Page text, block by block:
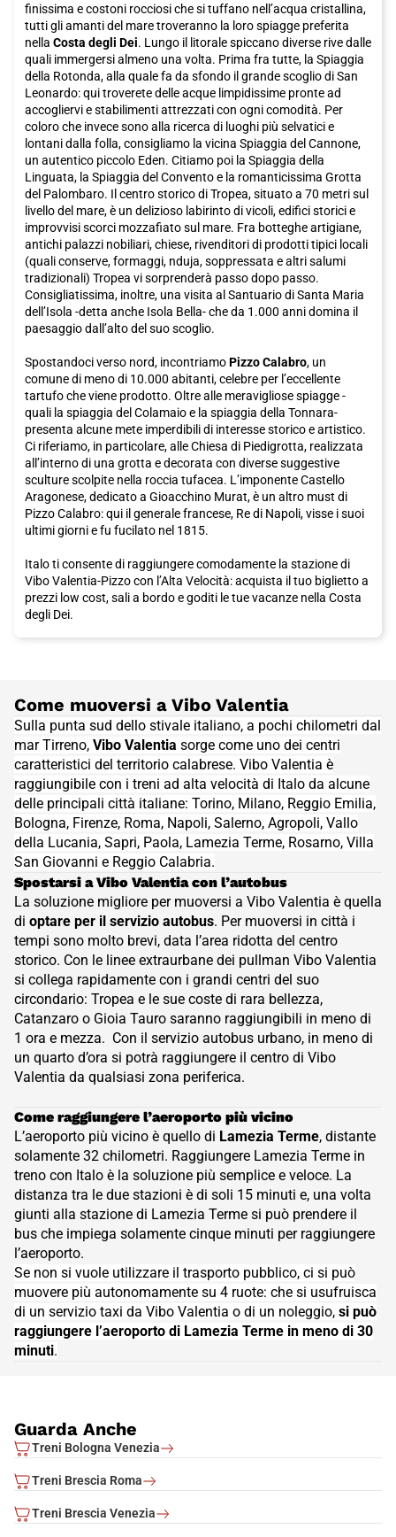
finissima e costoni rocciosi che si tuffano nell’acqua cristallina,
tutti gli amanti del mare troveranno la loro spiagge preferita
nella Costa degli Dei. Lungo il litorale spiccano diverse rive dalle
quali immergersi almeno una volta. Prima fra tutte, la Spiaggia
della Rotonda, alla quale fa da sfondo il grande scoglio di San
Leonardo: qui troverete delle acque limpidissime pronte ad
accogliervi e stabilimenti attrezzati con ogni comodità. Per
coloro che invece sono alla ricerca di luoghi più selvatici e
lontani dalla folla, consigliamo la vicina Spiaggia del Cannone,
un autentico piccolo Eden. Citiamo poi la Spiaggia della
Linguata, la Spiaggia del Convento e la romanticissima Grotta
del Palombaro. Il centro storico di Tropea, situato a 70 metri sul
livello del mare, è un delizioso labirinto di vicoli, edifici storici e
improvvisi scorci mozzafiato sul mare. Fra botteghe artigiane,
antichi palazzi nobiliari, chiese, rivenditori di prodotti tipici locali
(quali conserve, formaggi, nduja, soppressata e altri salumi
tradizionali) Tropea vi sorprenderà passo dopo passo.
Consigliatissima, inoltre, una visita al Santuario di Santa Maria
dell’Isola -detta anche Isola Bella- che da 1.000 anni domina il
paesaggio dall’alto del suo scoglio.
Spostandoci verso nord, incontriamoPizzo Calabro, un
comune di meno di 10.000 abitanti, celebre per l’eccellente
tartufo che viene prodotto. Oltre alle meravigliose spiagge -
quali la spiaggia del Colamaio e la spiaggia della Tonnara-
presenta alcune mete imperdibili di interesse storico e artistico.
Ci riferiamo, in particolare, alle Chiesa di Piedigrotta, realizzata
all’interno di una grotta e decorata con diverse suggestive
sculture scolpite nella roccia tufacea. L’imponente Castello
Aragonese, dedicato a Gioacchino Murat, è un altro must di
Pizzo Calabro: qui il generale francese, Re di Napoli, visse i suoi
ultimi giorni e fu fucilato nel 1815.
Italo ti consente di raggiungere comodamente la stazione di
Vibo Valentia-Pizzo con l’Alta Velocità: acquista il tuo biglietto a
prezzi low cost, sali a bordo e goditi le tue vacanze nella Costa
degli Dei.
Come muoversi a Vibo Valentia
Sulla punta sud dello stivale italiano, a pochi chilometri dal
mar Tirreno, Vibo Valentia sorge come uno dei centri
caratteristici del territorio calabrese. Vibo Valentia è
raggiungibile con i treni ad alta velocità di Italo da alcune
delle principali città italiane: Torino, Milano, Reggio Emilia,
Bologna, Firenze, Roma, Napoli, Salerno, Agropoli, Vallo
della Lucania, Sapri, Paola, Lamezia Terme, Rosarno, Villa
San Giovanni e Reggio Calabria.
- Sulla punta sud dello stivale italiano, a pochi chilometri dal mar
Spostarsi a Vibo Valentia con l’autobus
La soluzione migliore per muoversi a Vibo Valentia è quella
di optare per il servizio autobus. Per muoversi in città i
tempi sono molto brevi, data l’area ridotta del centro
storico. Con le linee extraurbane dei pullman Vibo Valentia
si collega rapidamente con i grandi centri del suo
circondario: Tropea e le sue coste di rara bellezza,
Catanzaro o Gioia Tauro saranno raggiungibili in meno di
1 ora e mezza. Con il servizio autobus urbano, in meno di
un quarto d’ora si potrà raggiungere il centro di Vibo
Valentia da qualsiasi zona periferica.
- Spostarsi a Vibo Valentia con l&rsquo;autobus La soluzione
Come raggiungere l’aeroporto più vicino
L’aeroporto più vicino è quello di Lamezia Terme, distante
solamente 32 chilometri. Raggiungere Lamezia Terme in
treno con Italo è la soluzione più semplice e veloce. La
distanza tra le due stazioni è di soli 15 minuti e, una volta
giunti alla stazione di Lamezia Terme si può prendere il
bus che impiega solamente cinque minuti per raggiungere
l’aeroporto.
Se non si vuole utilizzare il trasporto pubblico, ci si può
muovere più autonomamente su 4 ruote: che si usufruisca
di un servizio taxi da Vibo Valentia o di un noleggio, si può
raggiungere l’aeroporto di Lamezia Terme in meno di 30
minuti.
Guarda Anche
Treni Bologna Venezia
Treni Brescia Roma
Treni Brescia Venezia